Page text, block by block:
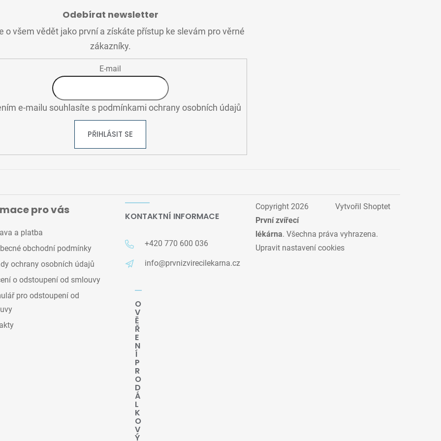
Odebírat newsletter
o všem vědět jako první a získáte přístup ke slevám pro věrné
zákazníky.
E-mail
e-mailu souhlasíte s podmínkami ochrany osobních údajů
PŘIHLÁSIT SE
pro vás
a platba
obchodní podmínky
ochrany osobních údajů
o odstoupení od smlouvy
pro odstoupení od
KONTAKTNÍ INFORMACE
+420 770 600 036
info@prvnizvirecilekarna.cz
O
V
Ě
Ř
E
N
Í
P
R
O
D
Á
L
K
O
V
Ý
Vytvořil Shoptet
Copyright 2026
První zvířecí
lékárna. Všechna práva vyhrazena.
Upravit nastavení cookies